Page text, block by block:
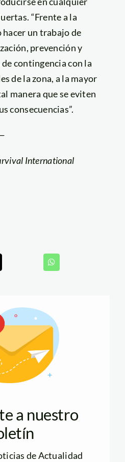
“Frente a la
un trabajo de
prevención y
contingencia con la
de la zona, a la mayor
manera que se eviten
consecuencias”.
International
a nuestro
de Actualidad